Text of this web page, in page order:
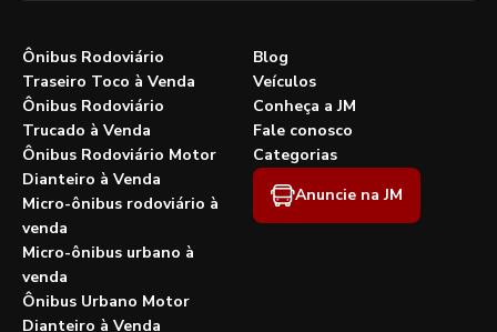
Ônibus Rodoviário
Traseiro Toco à Venda
Ônibus Rodoviário
Trucado à Venda
Ônibus Rodoviário Motor
Dianteiro à Venda
Micro-ônibus rodoviário à
venda
Micro-ônibus urbano à
venda
Ônibus Urbano Motor
Dianteiro à Venda
Blog
Veículos
Conheça a JM
Fale conosco
Categorias
Anuncie na JM